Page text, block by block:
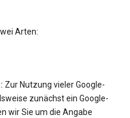
Arten:
Zur Nutzung vieler Google-
zunächst ein Google-
wir Sie um die Angabe